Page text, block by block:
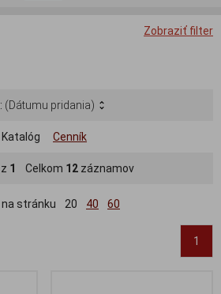
Zobraziť filter
(Dátumu pridania)
Katalóg Cenník
z 1 Celkom 12záznamov
stránku 20 40 60
1